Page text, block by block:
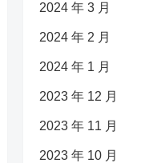
2024 年 3 月
2024 年 2 月
2024 年 1 月
2023 年 12 月
2023 年 11 月
2023 年 10 月